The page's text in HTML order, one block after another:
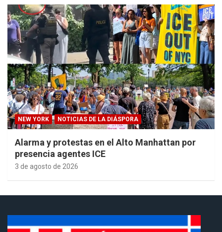
NEW YORK NOTICIAS DE LA DIÁSPORA
Alarma y protestas en el Alto Manhattan por
presencia agentes ICE
3 de agosto de 2026